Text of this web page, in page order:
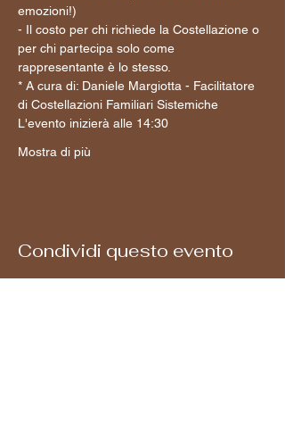
emozioni!)
- Il costo per chi richiede la Costellazione o
per chi partecipa solo come
rappresentante è lo stesso.
* A cura di: Daniele Margiotta - Facilitatore
di Costellazioni Familiari Sistemiche
L'evento inizierà alle 14:30
Mostra di più
Condividi questo evento